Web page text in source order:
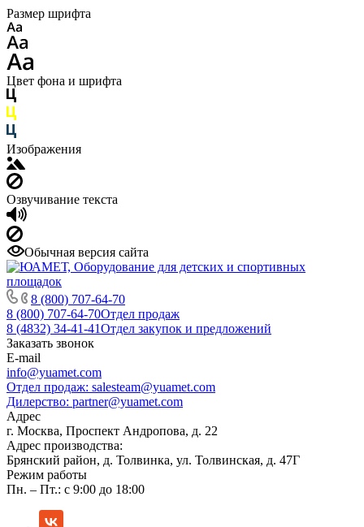
Размер шрифта
Цвет фона и шрифта
Изображения
Озвучивание текста
Обычная версия сайта
8 (800) 707-64-70
8 (800) 707-64-70Отдел продаж
8 (4832) 34-41-41Отдел закупок и предложений
Заказать звонок
E-mail
info@yuamet.com
Отдел продаж: salesteam@yuamet.com
Дилерство: partner@yuamet.com
Адрес
г. Москва, Проспект Андропова, д. 22
Адрес производства:
Брянский район, д. Толвинка, ул. Толвинская, д. 47Г
Режим работы
Пн. – Пт.: с 9:00 до 18:00